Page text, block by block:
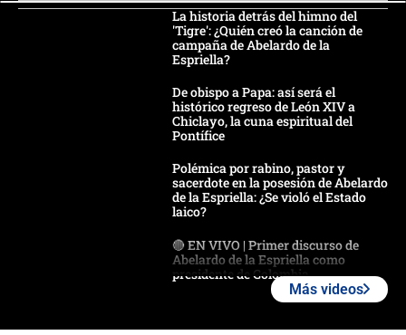
La historia detrás del himno del
'Tigre': ¿Quién creó la canción de
campaña de Abelardo de la
Espriella?
De obispo a Papa: así será el
histórico regreso de León XIV a
Chiclayo, la cuna espiritual del
Pontífice
Polémica por rabino, pastor y
sacerdote en la posesión de Abelardo
de la Espriella: ¿Se violó el Estado
laico?
🔴 EN VIVO | Primer discurso de
Abelardo de la Espriella como
presidente de Colombia
Más videos